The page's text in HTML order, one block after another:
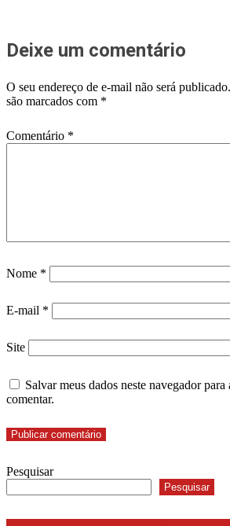
Deixe um comentário
O seu endereço de e-mail não será publicado.
são marcados com *
Comentário *
Nome *
E-mail *
Site
Salvar meus dados neste navegador
comentar.
Pesquisar
Pesquisar